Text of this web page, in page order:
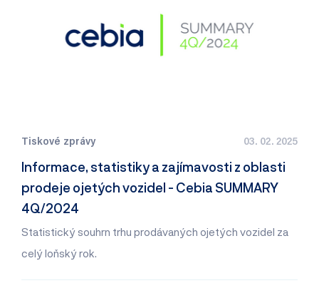
Tiskové zprávy 03. 02. 2025
Informace, statistiky a zajímavosti z oblasti
prodeje ojetých vozidel - Cebia SUMMARY
4Q/2024
Statistický souhrn trhu prodávaných ojetých vozidel za
celý loňský rok.